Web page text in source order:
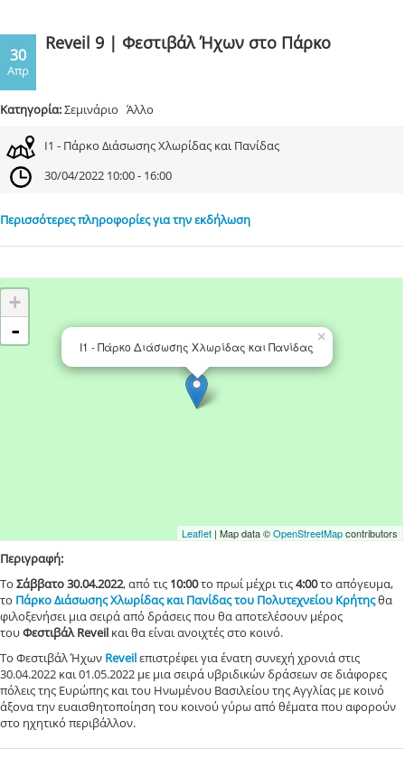
30
Απρ
Reveil 9 | Φεστιβάλ Ήχων στο Πάρκο
Κατηγορία:Σεμινάριο Άλλο
Ι1 - Πάρκο Διάσωσης Χλωρίδας και Πανίδας
30/04/2022 10:00 - 16:00
Περισσότερες πληροφορίες για την εκδήλωση
×
Ι1 - Πάρκο Διάσωσης Χλωρίδας και Πανίδας
+
-
Leaflet| Map data ©OpenStreetMapcontributors
Περιγραφή:
Το Σάββατο 30.04.2022, από τις 10:00το πρωί μέχρι τις4:00το απόγευμα,
το Πάρκο Διάσωσης Χλωρίδας και Πανίδας του Πολυτεχνείου Κρήτηςθα
φιλοξενήσει μια σειρά από δράσεις που θα αποτελέσουν μέρος
τουΦεστιβάλ Reveil και θα είναι ανοιχτές στο κοινό.
Το Φεστιβάλ Ήχων Reveilεπιστρέφει για ένατη συνεχή χρονιά στις
30.04.2022 και 01.05.2022 με μια σειρά υβριδικών δράσεων σε διάφορες
πόλεις της Ευρώπης και του Ηνωμένου Βασιλείου της Αγγλίας με κοινό
άξονα την ευαισθητοποίηση του κοινού γύρω από θέματα που αφορούν
στο ηχητικό περιβάλλον.